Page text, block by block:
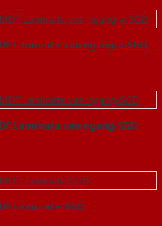
Laminate van ngang-a-SGD
Laminate van ngang-SGD
Laminate-SGD